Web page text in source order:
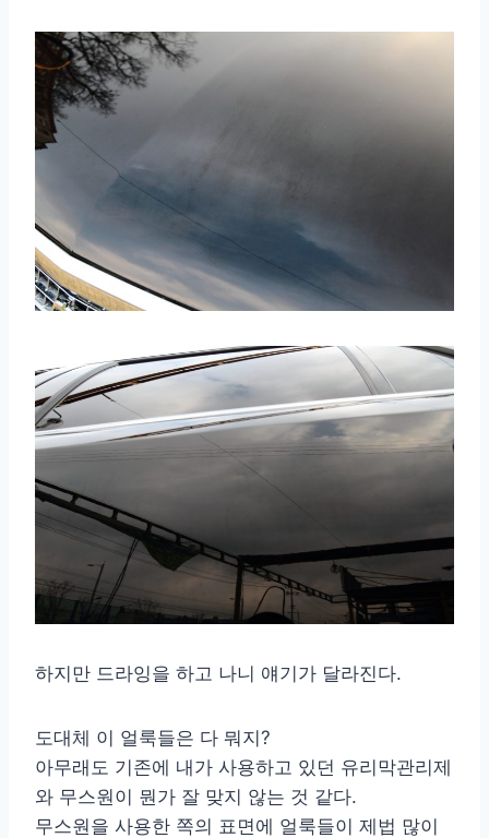
하지만 드라잉을 하고 나니 얘기가 달라진다.
도대체 이 얼룩들은 다 뭐지?
아무래도 기존에 내가 사용하고 있던 유리막관리제
와 무스원이 뭔가 잘 맞지 않는 것 같다.
무스원을 사용한 쪽의 표면에 얼룩들이 제법 많이